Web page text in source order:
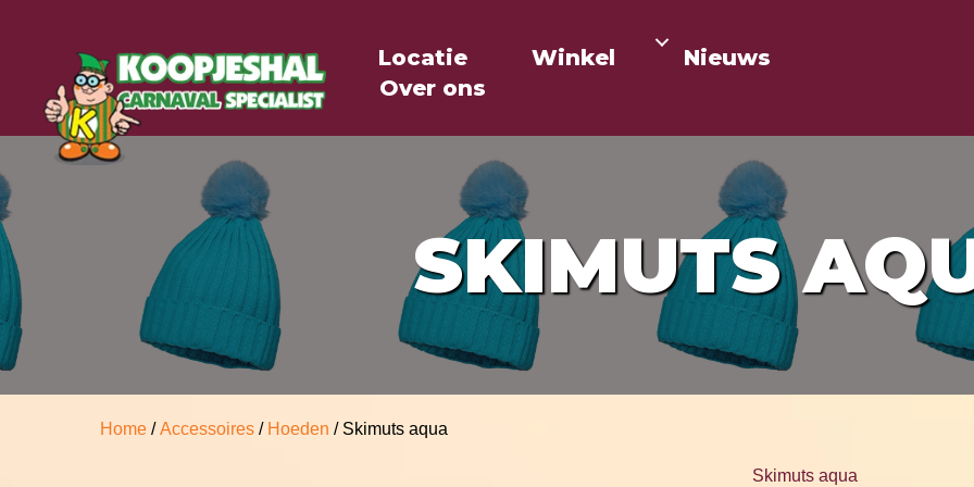
Locatie Winkel
Nieuws
Over ons
SKIMUTS
Home /Accessoires / Hoeden / Skimuts aqua
Skimuts aqua